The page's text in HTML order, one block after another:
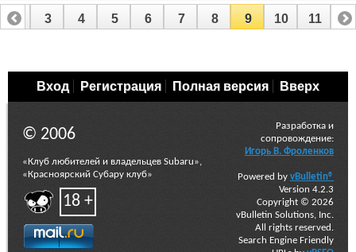
2 3 4 5 6 7 8 9 10 11
Вход Регистрация Полная версия Вверх
© 2006
«Клуб любителей и владельцев Subaru»,
«Красноярский Субару клуб»
18 +
Разработка и
сопровождение:
Игорь В. Фроленков
Powered by vBulletin®
Version 4.2.3
Copyright © 2026
vBulletin Solutions, Inc.
All rights reserved.
Search Engine Friendly